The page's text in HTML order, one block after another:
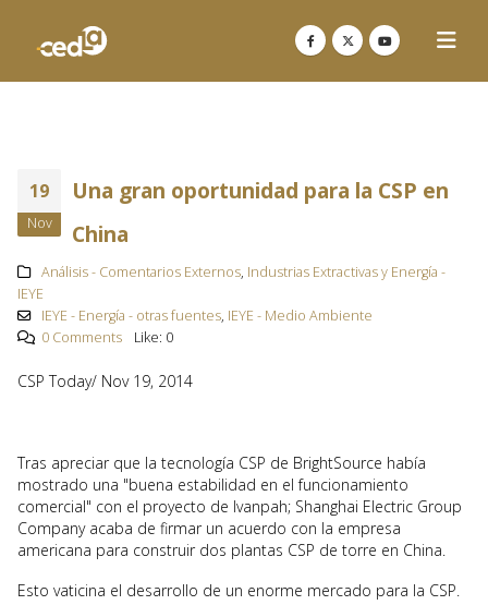
19
Nov
Una gran oportunidad para la CSP en
China
Análisis - Comentarios Externos, Industrias Extractivas y Energía -
IEYE
IEYE - Energía - otras fuentes, IEYE - Medio Ambiente
0 Comments
Like: 0
CSP Today/ Nov 19, 2014
Tras apreciar que la tecnología CSP de BrightSource había
mostrado una "buena estabilidad en el funcionamiento
comercial" con el proyecto de Ivanpah; Shanghai Electric Group
Company acaba de firmar un acuerdo con la empresa
americana para construir dos plantas CSP de torre en China.
Esto vaticina el desarrollo de un enorme mercado para la CSP.